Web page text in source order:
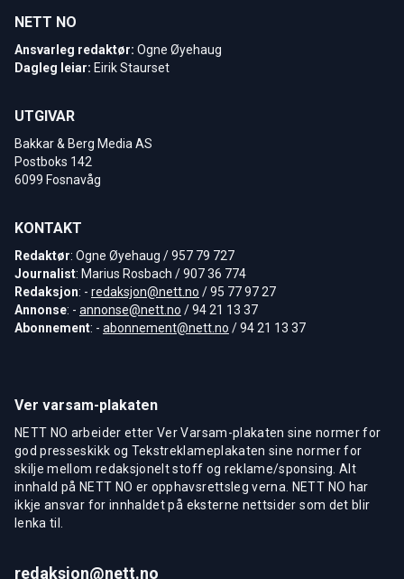
NETT NO
Ansvarleg redaktør: Ogne Øyehaug
Dagleg leiar: Eirik Staurset
UTGIVAR
Bakkar & Berg Media AS
Postboks 142
6099 Fosnavåg
KONTAKT
Redaktør: Ogne Øyehaug / 957 79 727
Journalist: Marius Rosbach / 907 36 774
Redaksjon: - redaksjon@nett.no / 95 77 97 27
Annonse: - annonse@nett.no / 94 21 13 37
Abonnement: - abonnement@nett.no / 94 21 13 37
Ver varsam-plakaten
NETT NO arbeider etter Ver Varsam-plakaten sine normer for
god presseskikk og Tekstreklameplakaten sine normer for
skilje mellom redaksjonelt stoff og reklame/sponsing. Alt
innhald på NETT NO er opphavsrettsleg verna. NETT NO har
ikkje ansvar for innhaldet på eksterne nettsider som det blir
lenka til.
redaksjon@nett.no